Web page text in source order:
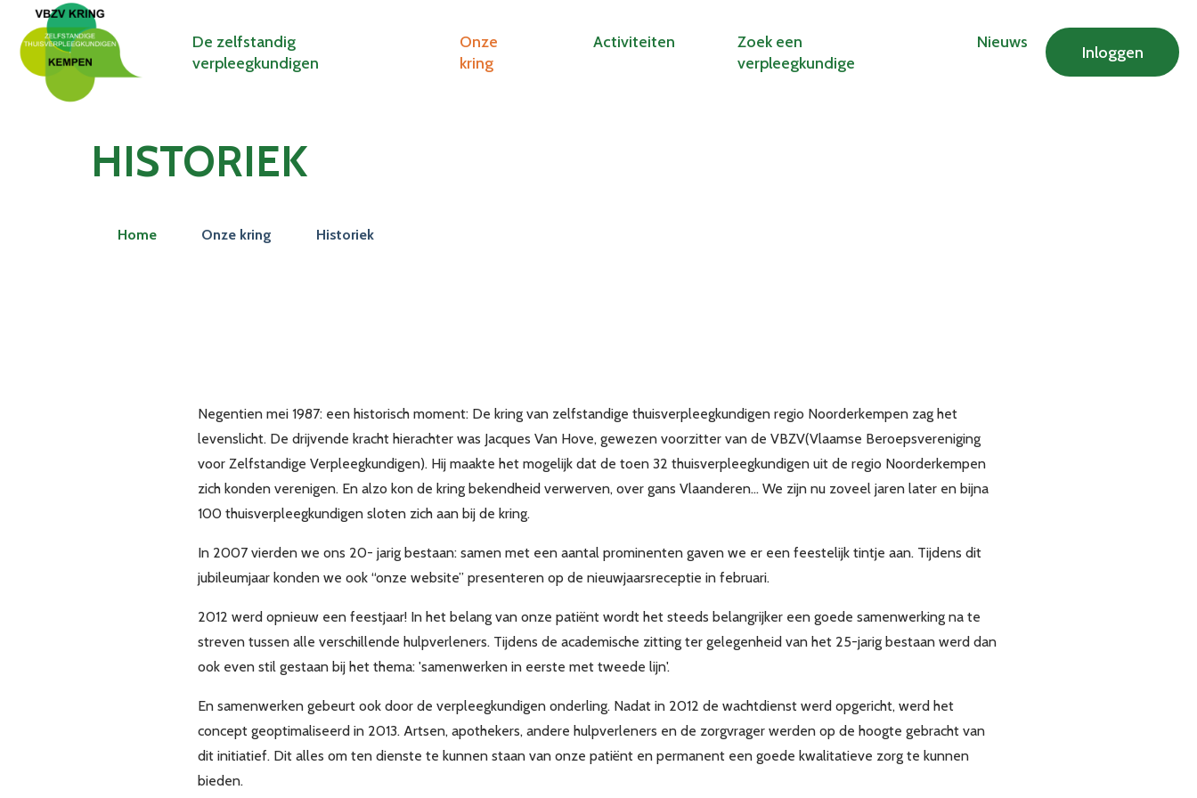
De zelfstandig
verpleegkundigen
Onze
kring
Activiteiten
Zoek een
verpleegkundige
Nieuws
Inloggen
HISTORIEK
Home Onze kring Historiek
Negentien mei 1987: een historisch moment: De kring van zelfstandige thuisverpleegkundigen regio Noorderkempen zag het
levenslicht. De drijvende kracht hierachter was Jacques Van Hove, gewezen voorzitter van de VBZV(Vlaamse Beroepsvereniging
voor Zelfstandige Verpleegkundigen). Hij maakte het mogelijk dat de toen 32 thuisverpleegkundigen uit de regio Noorderkempen
zich konden verenigen. En alzo kon de kring bekendheid verwerven, over gans Vlaanderen... We zijn nu zoveel jaren later en bijna
100 thuisverpleegkundigen sloten zich aan bij de kring.
In 2007 vierden we ons 20- jarig bestaan: samen met een aantal prominenten gaven we er een feestelijk tintje aan. Tijdens dit
jubileumjaar konden we ook “onze website” presenteren op de nieuwjaarsreceptie in februari.
2012 werd opnieuw een feestjaar! In het belang van onze patiënt wordt het steeds belangrijker een goede samenwerking na te
streven tussen alle verschillende hulpverleners. Tijdens de academische zitting ter gelegenheid van het 25-jarig bestaan werd dan
ook even stil gestaan bij het thema: 'samenwerken in eerste met tweede lijn'.
En samenwerken gebeurt ook door de verpleegkundigen onderling. Nadat in 2012 de wachtdienst werd opgericht, werd het
concept geoptimaliseerd in 2013. Artsen, apothekers, andere hulpverleners en de zorgvrager werden op de hoogte gebracht van
dit initiatief. Dit alles om ten dienste te kunnen staan van onze patiënt en permanent een goede kwalitatieve zorg te kunnen
bieden.